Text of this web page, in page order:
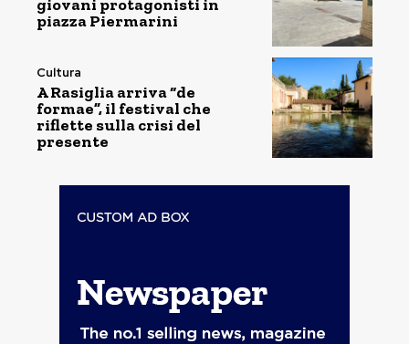
giovani protagonisti in
piazza Piermarini
Cultura
A Rasiglia arriva “de
formae”, il festival che
riflette sulla crisi del
presente